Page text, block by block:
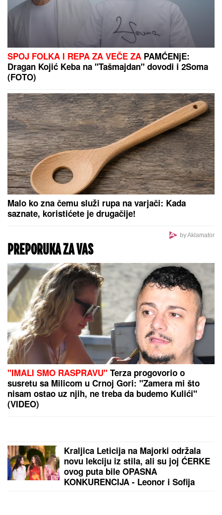
MNOGE OD OVIH PESAMA OBOŽAVATE
Ovo je 10
numera koje je Dino Merlin "ukrao" od stranih
izvođača - ostaćete u čudu kad vidite spisak
Vulkan progutao selo, a iz crnih
stena danas izviruju zvonik i oltar
nekadašnje crkve: Prizori su
nestvarni
"OKO SINA PERUNA NE MOŽE NIKO DA NAM
POMOGNE"Žena Ognjena Amidžića zbog ćerke
Lole unajmila DADILJU IZ AZIJE, pa priznala sa čim
se suočavaju u domu! (FOTO)
SPOJ FOLKA I REPA ZA VEČE ZAPAMĆENjE:
Dragan Kojić Keba na "Tašmajdan" dovodi i 2Soma
(FOTO)